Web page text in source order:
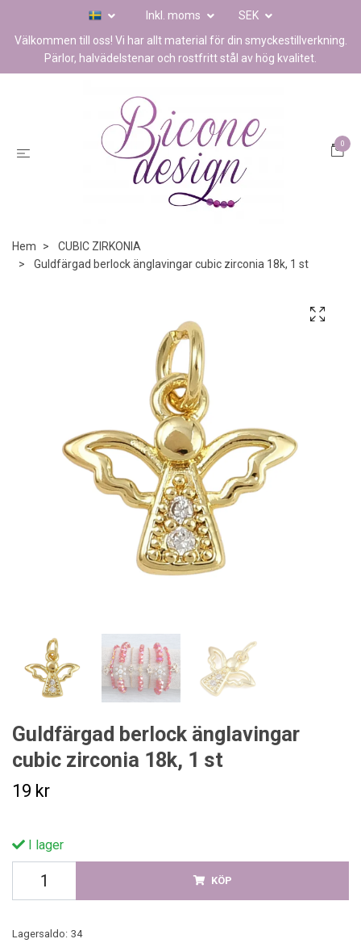
Inkl. moms
SEK
Välkommen till oss! Vi har allt material för din smyckestillverkning.
Pärlor, halvädelstenar och rostfritt stål av hög kvalitet.
0
Hem
CUBIC ZIRKONIA
Guldfärgad berlock änglavingar cubic zirconia 18k, 1 st
Guldfärgad berlock änglavingar
cubic zirconia 18k, 1 st
19 kr
I lager
KÖP
Lagersaldo: 34